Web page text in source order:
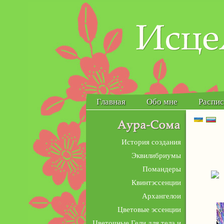
Главная Обо мне
История создания
Эквилибриумы
Помандеры
Квинтэссенции
Архангелои
Цветовые эссенции